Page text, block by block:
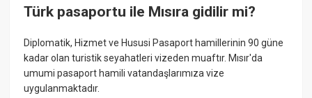
Türk pasaportu ile Mısıra gidilir mi?
Diplomatik, Hizmet ve Hususi Pasaport hamillerinin 90 güne
kadar olan turistik seyahatleri vizeden muaftır. Mısır'da
umumi pasaport hamili vatandaşlarımıza vize
uygulanmaktadır.